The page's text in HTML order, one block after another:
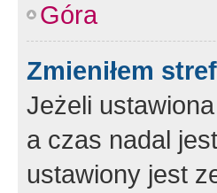
Góra
Zmieniłem
Jeżeli
a czas nadal
ustawiony jest